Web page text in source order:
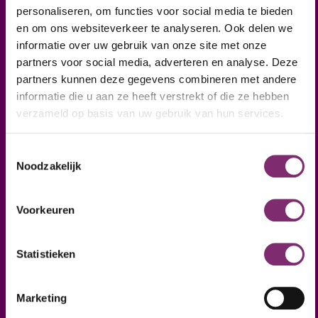
personaliseren, om functies voor social media te bieden
en om ons websiteverkeer te analyseren. Ook delen we
informatie over uw gebruik van onze site met onze
partners voor social media, adverteren en analyse. Deze
partners kunnen deze gegevens combineren met andere
informatie die u aan ze heeft verstrekt of die ze hebben
verzameld op basis van uw gebruik van hun services.
Noodzakelijk
Voorkeuren
Statistieken
Marketing
In onze periodieke nieuwsbrief houden we je
indrukwekkende voorbeeldcases: we nemen je graag